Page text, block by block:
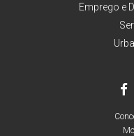
Emprego e